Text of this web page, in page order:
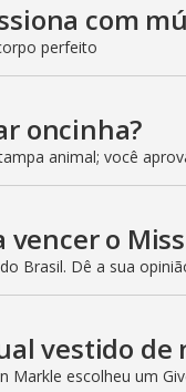
com
perfeito
oncinha?
animal; você
o
Brasil. Dê a sua
vestido de
escolheu um